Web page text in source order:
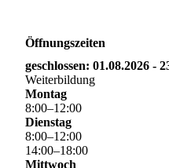
Öffnungszeiten
geschlossen: 01.08.2026 -
Weiterbildung
Montag
8:00–12:00
Dienstag
8:00–12:00
14:00–18:00
Mittwoch